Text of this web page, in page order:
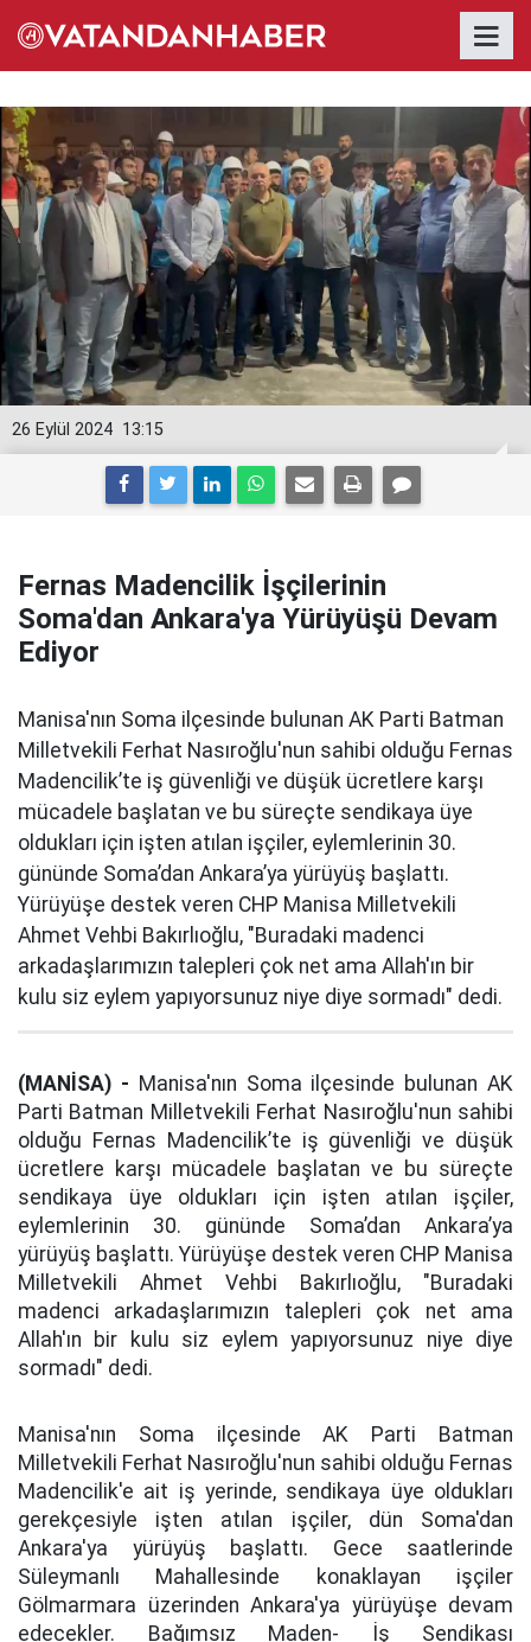
13:15
26 Eylül 2024
Fernas Madencilik İşçilerinin
Soma'dan Ankara'ya Yürüyüşü Devam
Ediyor
Manisa'nın Soma ilçesinde bulunan AK Parti Batman
Milletvekili Ferhat Nasıroğlu'nun sahibi olduğu Fernas
Madencilik’te iş güvenliği ve düşük ücretlere karşı
mücadele başlatan ve bu süreçte sendikaya üye
oldukları için işten atılan işçiler, eylemlerinin 30.
gününde Soma’dan Ankara’ya yürüyüş başlattı.
Yürüyüşe destek veren CHP Manisa Milletvekili
Ahmet Vehbi Bakırlıoğlu, "Buradaki madenci
arkadaşlarımızın talepleri çok net ama Allah'ın bir
kulu siz eylem yapıyorsunuz niye diye sormadı" dedi.
(MANİSA) - Manisa'nın Soma ilçesinde bulunan AK
Parti Batman Milletvekili Ferhat Nasıroğlu'nun sahibi
olduğu Fernas Madencilik’te iş güvenliği ve düşük
ücretlere karşı mücadele başlatan ve bu süreçte
sendikaya üye oldukları için işten atılan işçiler,
eylemlerinin 30. gününde Soma’dan Ankara’ya
yürüyüş başlattı. Yürüyüşe destek veren CHP Manisa
Milletvekili Ahmet Vehbi Bakırlıoğlu, "Buradaki
madenci arkadaşlarımızın talepleri çok net ama
Allah'ın bir kulu siz eylem yapıyorsunuz niye diye
sormadı" dedi.
Manisa'nın Soma ilçesinde AK Parti Batman
Milletvekili Ferhat Nasıroğlu'nun sahibi olduğu Fernas
Madencilik'e ait iş yerinde, sendikaya üye oldukları
gerekçesiyle işten atılan işçiler, dün Soma'dan
Ankara'ya yürüyüş başlattı. Gece saatlerinde
Süleymanlı Mahallesinde konaklayan işçiler
Gölmarmara üzerinden Ankara'ya yürüyüşe devam
edecekler. Bağımsız Maden- İş Sendikası